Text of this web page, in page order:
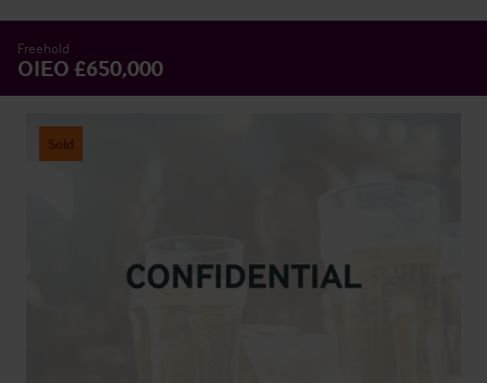
Freehold
OIEO £650,000
Sold